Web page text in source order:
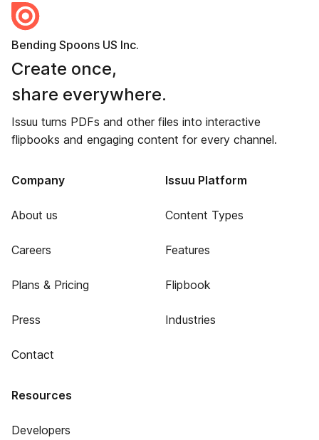
Bending Spoons US Inc.
Create once,
share everywhere.
Issuu turns PDFs and other files into interactive
flipbooks and engaging content for every channel.
Company
About us
Careers
Plans & Pricing
Press
Contact
Issuu Platform
Content Types
Features
Flipbook
Industries
Resources
Developers